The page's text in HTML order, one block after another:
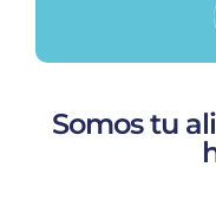
Somos tu